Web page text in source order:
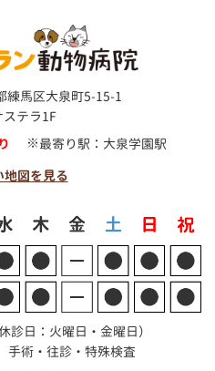
馬区大泉町5-15-1
ステラ1F
最寄り駅：大泉学園駅
地図を見る
休診日：火曜日・金曜日）
術・往診・特殊検査